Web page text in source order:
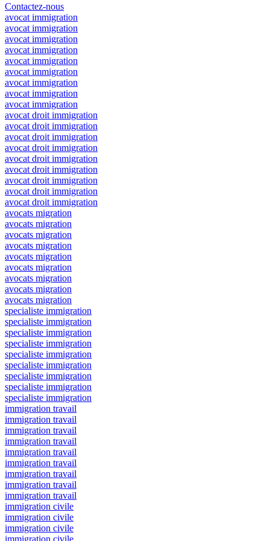
Contactez-nous
avocat immigration
avocat immigration
avocat immigration
avocat immigration
avocat immigration
avocat immigration
avocat immigration
avocat immigration
avocat immigration
avocat droit immigration
avocat droit immigration
avocat droit immigration
avocat droit immigration
avocat droit immigration
avocat droit immigration
avocat droit immigration
avocat droit immigration
avocat droit immigration
avocats migration
avocats migration
avocats migration
avocats migration
avocats migration
avocats migration
avocats migration
avocats migration
avocats migration
specialiste immigration
specialiste immigration
specialiste immigration
specialiste immigration
specialiste immigration
specialiste immigration
specialiste immigration
specialiste immigration
specialiste immigration
immigration travail
immigration travail
immigration travail
immigration travail
immigration travail
immigration travail
immigration travail
immigration travail
immigration travail
immigration civile
immigration civile
immigration civile
immigration civile